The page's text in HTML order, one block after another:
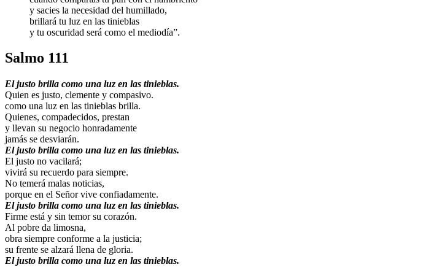
y sacies la necesidad del humillado,
brillará tu luz en las tinieblas
y tu oscuridad será como el mediodía”.
Salmo 111
El justo brilla como una luz en las tinieblas.
Quien es justo, clemente y compasivo.
como una luz en las tinieblas brilla.
Quienes, compadecidos, prestan
y llevan su negocio honradamente
jamás se desviarán.
El justo brilla como una luz en las tinieblas.
El justo no vacilará;
vivirá su recuerdo para siempre.
No temerá malas noticias,
porque en el Señor vive confiadamente.
El justo brilla como una luz en las tinieblas.
Firme está y sin temor su corazón.
Al pobre da limosna,
obra siempre conforme a la justicia;
su frente se alzará llena de gloria.
El justo brilla como una luz en las tinieblas.